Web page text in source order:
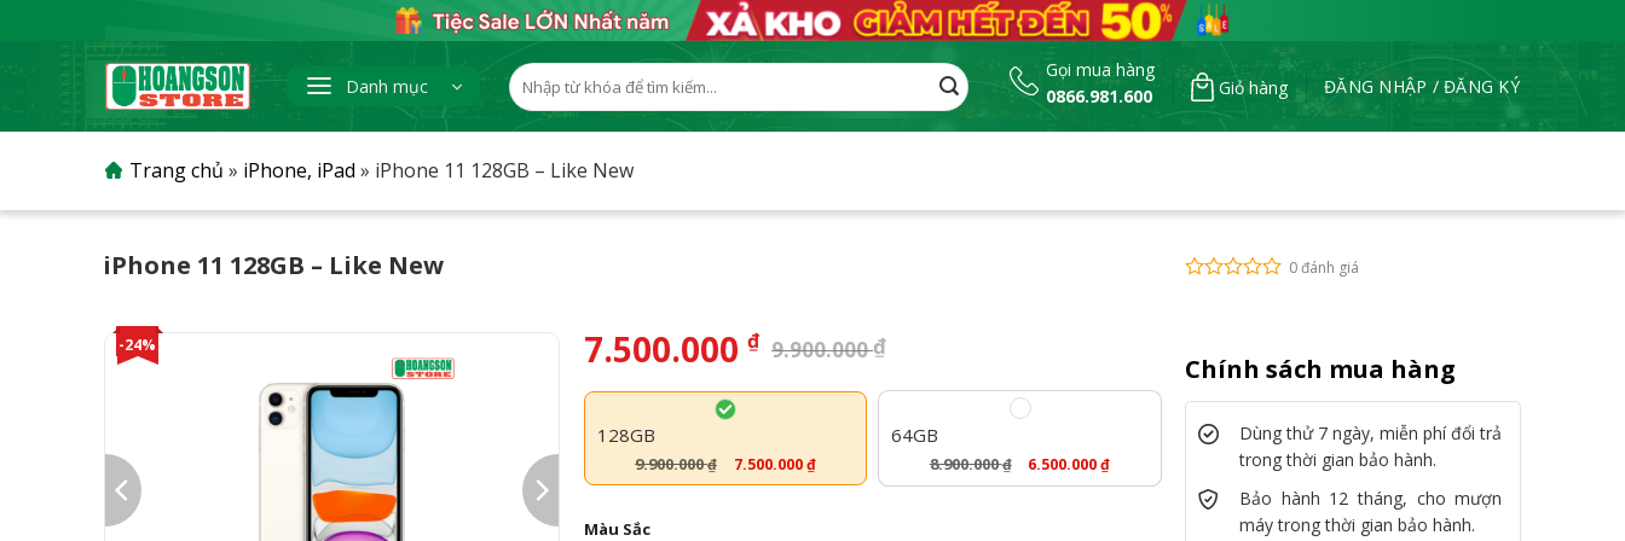
content
Danh mục
Tìm
kiếm:
Gọi mua hàng
0866.981.600
Giỏ hàng ĐĂNG NHẬP / ĐĂNG KÝ
Trang chủ » iPhone, iPad » iPhone 11 128GB – Like New
iPhone 11 128GB – Like New 0 đánh giá
-24% 7.500.000₫ 9.900.000₫
128GB
7.500.000₫
9.900.000₫
64GB
6.500.000₫
8.900.000₫
Màu Sắc
Chính sách mua hàng
Dùng thử 7 ngày, miễn phí đổi trả
trong thời gian bảo hành.
Bảo hành 12 tháng, cho mượn
máy trong thời gian bảo hành.